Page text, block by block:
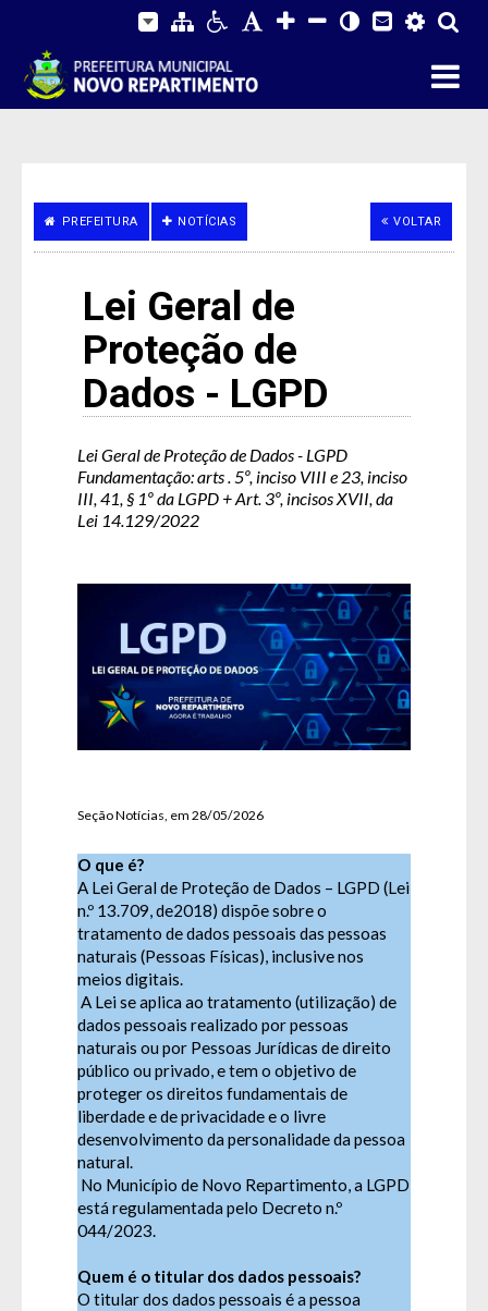
PREFEITURA NOTÍCIAS VOLTAR
Lei Geral de
Proteção de
Dados - LGPD
Lei Geral de Proteção de Dados - LGPD
Fundamentação: arts . 5º, inciso VIII e 23, inciso
III, 41, § 1º da LGPD + Art. 3º, incisos XVII, da
Lei 14.129/2022
Seção Notícias, em 28/05/2026
O que é?
A Lei Geral de Proteção de Dados – LGPD (Lei
n.º 13.709, de2018) dispõe sobre o
tratamento de dados pessoais das pessoas
naturais (Pessoas Físicas), inclusive nos
meios digitais.
A Lei se aplica ao tratamento (utilização) de
dados pessoais realizado por pessoas
naturais ou por Pessoas Jurídicas de direito
público ou privado, e tem o objetivo de
proteger os direitos fundamentais de
liberdade e de privacidade e o livre
desenvolvimento da personalidade da pessoa
natural.
No Município de Novo Repartimento, a LGPD
está regulamentada pelo Decreto n.º
044/2023.
Quem é o titular dos dados pessoais?
O titular dos dados pessoais é a pessoa